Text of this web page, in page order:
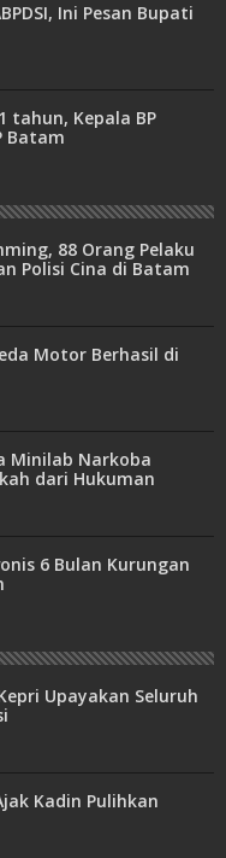
Ini Pesan Bupati
tahun, Kepala BP
Batam
88 Orang Pelaku
Polisi Cina di Batam
Motor Berhasil di
Minilab Narkoba
dari Hukuman
6 Bulan Kurungan
Upayakan Seluruh
Kadin Pulihkan